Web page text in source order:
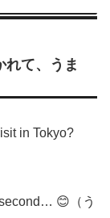
れて、うま
in Tokyo?
😊（う